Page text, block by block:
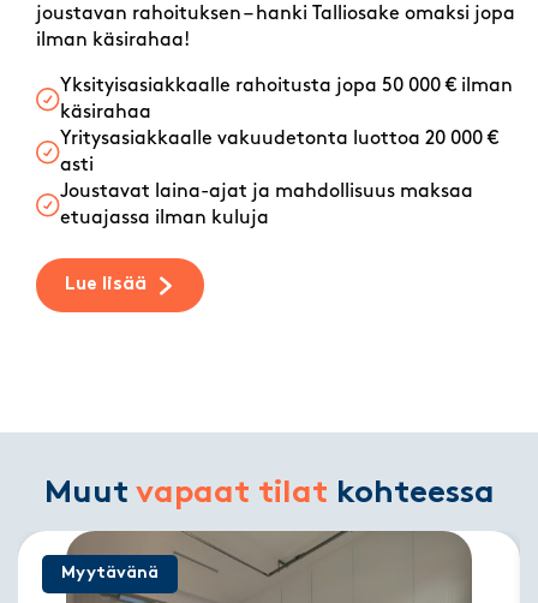
joustavan rahoituksen – hanki Talliosake omaksi jopa
ilman käsirahaa!
Yksityisasiakkaalle rahoitusta jopa 50 000 € ilman
käsirahaa
Yritysasiakkaalle vakuudetonta luottoa 20 000 €
asti
Joustavat laina-ajat ja mahdollisuus maksaa
etuajassa ilman kuluja
Lue lisää
Muut vapaat tilat kohteessa
Myytävänä